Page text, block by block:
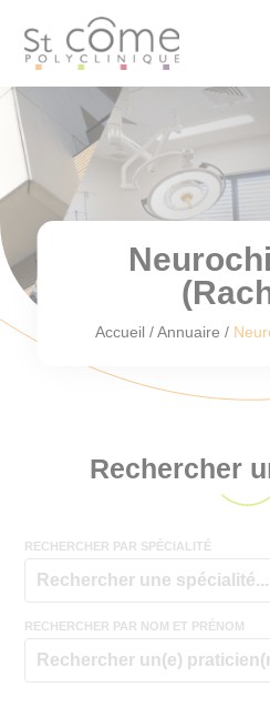
Accueil /Annuaire /
Rechercher
RECHERCHER PAR SPÉCIALITÉ
RECHERCHER PAR NOM ET PRÉNOM